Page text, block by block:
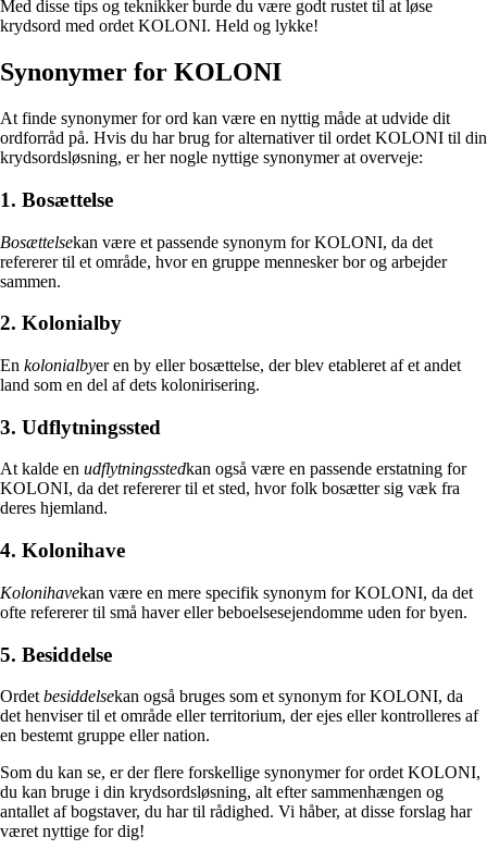
Med disse tips og teknikker burde du være godt rustet til at løse
krydsord med ordet KOLONI. Held og lykke!
Synonymer for KOLONI
At finde synonymer for ord kan være en nyttig måde at udvide dit
ordforråd på. Hvis du har brug for alternativer til ordet KOLONI til din
krydsordsløsning, er her nogle nyttige synonymer at overveje:
1. Bosættelse
Bosættelsekan være et passende synonym for KOLONI, da det
refererer til et område, hvor en gruppe mennesker bor og arbejder
sammen.
2. Kolonialby
En kolonialbyer en by eller bosættelse, der blev etableret af et andet
land som en del af dets kolonirisering.
3. Udflytningssted
At kalde en udflytningsstedkan også være en passende erstatning for
KOLONI, da det refererer til et sted, hvor folk bosætter sig væk fra
deres hjemland.
4. Kolonihave
Kolonihavekan være en mere specifik synonym for KOLONI, da det
ofte refererer til små haver eller beboelsesejendomme uden for byen.
5. Besiddelse
Ordet besiddelsekan også bruges som et synonym for KOLONI, da
det henviser til et område eller territorium, der ejes eller kontrolleres af
en bestemt gruppe eller nation.
Som du kan se, er der flere forskellige synonymer for ordet KOLONI,
du kan bruge i din krydsordsløsning, alt efter sammenhængen og
antallet af bogstaver, du har til rådighed. Vi håber, at disse forslag har
været nyttige for dig!